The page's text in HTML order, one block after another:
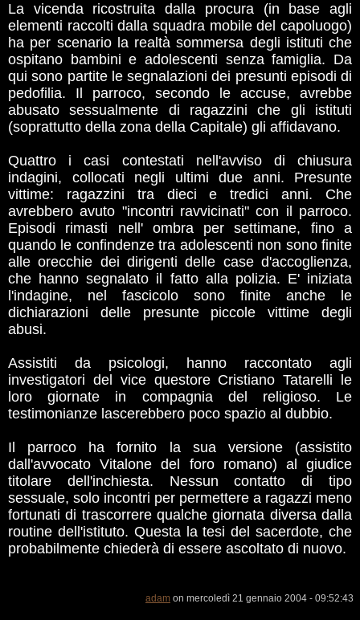
La vicenda ricostruita dalla procura (in base agli
elementi raccolti dalla squadra mobile del capoluogo)
ha per scenario la realtà sommersa degli istituti che
ospitano bambini e adolescenti senza famiglia. Da
qui sono partite le segnalazioni dei presunti episodi di
pedofilia. Il parroco, secondo le accuse, avrebbe
abusato sessualmente di ragazzini che gli istituti
(soprattutto della zona della Capitale) gli affidavano.
Quattro i casi contestati nell'avviso di chiusura
indagini, collocati negli ultimi due anni. Presunte
vittime: ragazzini tra dieci e tredici anni. Che
avrebbero avuto "incontri ravvicinati" con il parroco.
Episodi rimasti nell' ombra per settimane, fino a
quando le confindenze tra adolescenti non sono finite
alle orecchie dei dirigenti delle case d'accoglienza,
che hanno segnalato il fatto alla polizia. E' iniziata
l'indagine, nel fascicolo sono finite anche le
dichiarazioni delle presunte piccole vittime degli
abusi.
Assistiti da psicologi, hanno raccontato agli
investigatori del vice questore Cristiano Tatarelli le
loro giornate in compagnia del religioso. Le
testimonianze lascerebbero poco spazio al dubbio.
Il parroco ha fornito la sua versione (assistito
dall'avvocato Vitalone del foro romano) al giudice
titolare dell'inchiesta. Nessun contatto di tipo
sessuale, solo incontri per permettere a ragazzi meno
fortunati di trascorrere qualche giornata diversa dalla
routine dell'istituto. Questa la tesi del sacerdote, che
probabilmente chiederà di essere ascoltato di nuovo.
adam on mercoledì 21 gennaio 2004 - 09:52:43